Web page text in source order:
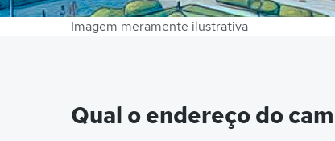
Imagem meramente ilustrativa
Qual o endereço do